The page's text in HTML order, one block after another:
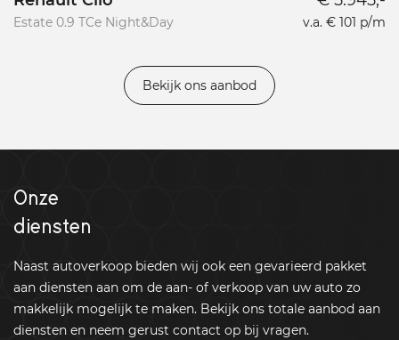
Estate 0.9 TCe Night&Day v.a. € 101 p/m
Bekijk ons aanbod
Onze
diensten
Naast autoverkoop bieden wij ook een gevarieerd pakket
aan diensten aan om de aan- of verkoop van uw auto zo
makkelijk mogelijk te maken. Bekijk ons totale aanbod aan
diensten en neem gerust contact op bij vragen.